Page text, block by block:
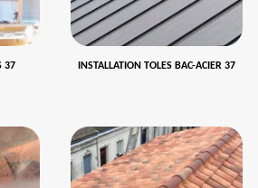
37 INSTALLATION TOLES BAC-ACIER 37